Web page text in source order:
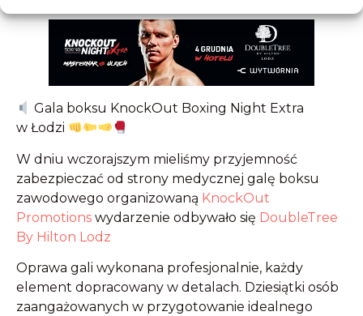
Gala boksu KnockOut Boxing Night Extra
w Łodzi
W dniu wczorajszym mieliśmy przyjemność
zabezpieczać od strony medycznej galę boksu
zawodowego organizowaną KnockOut
Promotions wydarzenie odbywało się DoubleTree
By Hilton Lodz
Oprawa gali wykonana profesjonalnie, każdy
element dopracowany w detalach. Dziesiątki osób
zaangażowanych w przygotowanie idealnego